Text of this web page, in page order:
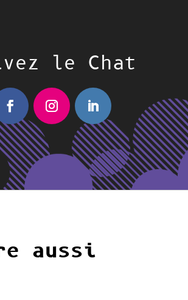
le Chat
aussi